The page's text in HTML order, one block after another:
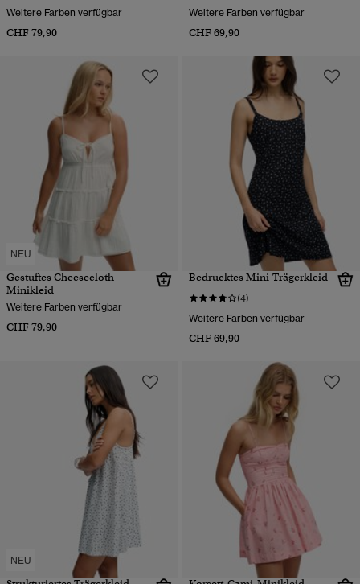
Weitere Farben verfügbar
CHF 79,90
Weitere Farben verfügbar
CHF 69,90
NEU
Gestuftes Cheesecloth-
Minikleid
Weitere Farben verfügbar
CHF 79,90
Bedrucktes Mini-Trägerkleid
(4)
Weitere Farben verfügbar
CHF 69,90
NEU